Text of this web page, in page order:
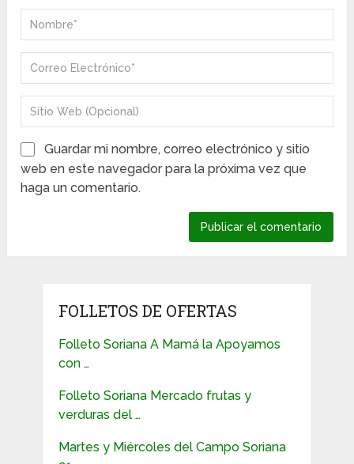
Guardar mi nombre, correo electrónico y sitio
web en este navegador para la próxima vez que
haga un comentario.
FOLLETOS DE OFERTAS
Folleto Soriana A Mamá la Apoyamos
con …
Folleto Soriana Mercado frutas y
verduras del …
Martes y Miércoles del Campo Soriana